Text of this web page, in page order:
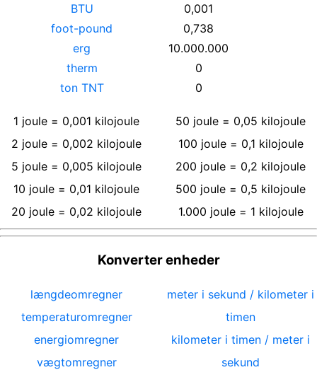
BTU
0,001
foot-pound
0,738
erg
10.000.000
therm
0
ton TNT
0
1 joule = 0,001 kilojoule
2 joule = 0,002 kilojoule
5 joule = 0,005 kilojoule
10 joule = 0,01 kilojoule
20 joule = 0,02 kilojoule
50 joule = 0,05 kilojoule
100 joule= 0,1 kilojoule
200 joule = 0,2 kilojoule
500 joule = 0,5 kilojoule
1.000 joule= 1 kilojoule
Konverter enheder
længdeomregner
temperaturomregner
energiomregner
vægtomregner
meter i sekund / kilometer i
timen
kilometer i timen / meter i
sekund